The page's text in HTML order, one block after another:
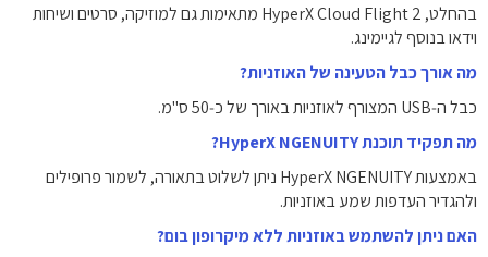
בהחלט, HyperX Cloud Flight 2 מתאימות גם למוזיקה, סרטים ושיחות
וידאו בנוסף לגיימינג.
מה אורך כבל הטעינה של האוזניות?
כבל ה‑USB המצורף לאוזניות באורך של כ‑50 ס"מ.
מה תפקיד תוכנת HyperX NGENUITY?
באמצעות HyperX NGENUITY ניתן לשלוט בתאורה, לשמור פרופילים
ולהגדיר העדפות שמע באוזניות.
האם ניתן להשתמש באוזניות ללא מיקרופון בום?